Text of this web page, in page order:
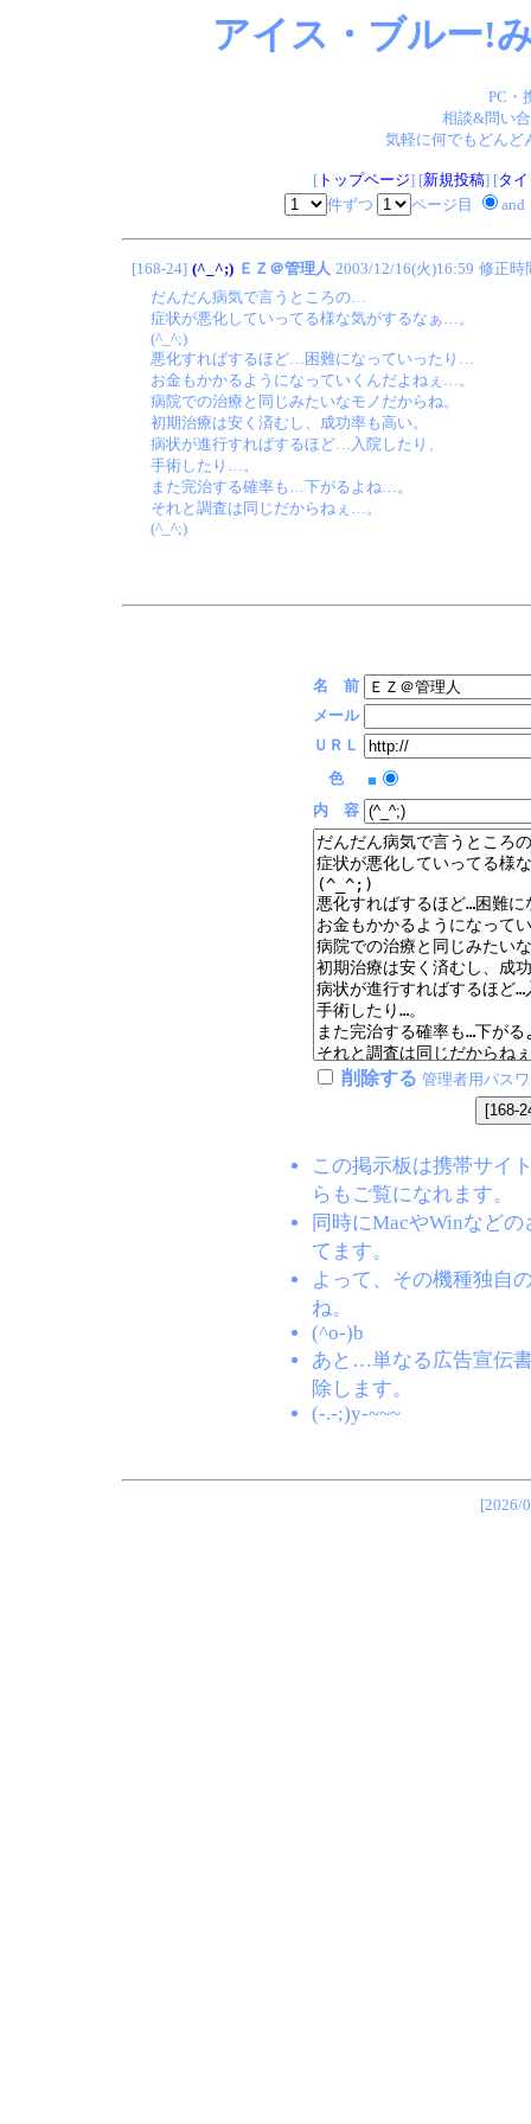
アイス・ブルー!
PC・
相談&問い
気軽に何でもどん
[トップページ] [新規投稿] [タ
件ずつ
ページ目 and
[168-24] (^_^;) ＥＺ＠管理人 2003/12/16(火)16:59 修正時
だんだん病気で言うところの…
症状が悪化していってる様な気がするなぁ…。
(^_^;)
悪化すればするほど…困難になっていったり…
お金もかかるようになっていくんだよねぇ…。
病院での治療と同じみたいなモノだからね。
初期治療は安く済むし、成功率も高い。
病状が進行すればするほど…入院したり、
手術したり…。
また完治する確率も…下がるよね…。
それと調査は同じだからねぇ…。
(^_^;)
名 前
メール
ＵＲＬ
色
■
内 容
削除する 管理者用パス
この掲示板は携帯サイ
らもご覧になれます。
同時にMacやWinなど
てます。
よって、その機種独自
ね。
(^o-)b
あと…単なる広告宣伝
除します。
(-.-;)y-~~~
[2026/